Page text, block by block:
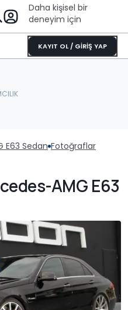
Daha kişisel bir
deneyim için
KAYIT OL / GİRİŞ YAP
E63 Sedan Fotoğraflar
AMG E63